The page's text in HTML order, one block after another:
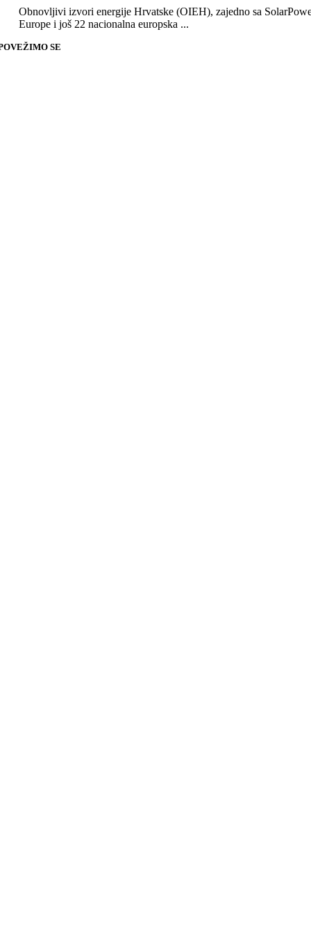
Obnovljivi izvori energije Hrvatske (OIEH), zajedno sa
Europe i još 22 nacionalna europska ...
SE